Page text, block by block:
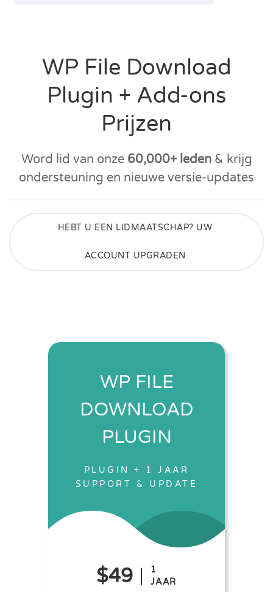
WP File Download
Plugin + Add-ons
Prijzen
Word lid van onze 60,000+ leden& krijg
ondersteuning en nieuwe versie-updates
HEBT U EEN LIDMAATSCHAP? UW
ACCOUNT UPGRADEN
WP FILE
DOWNLOAD
PLUGIN
PLUGIN + 1 JAAR
SUPPORT & UPDATE
$49
1
JAAR